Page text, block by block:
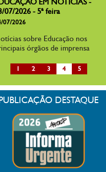
07/2026 - 5ª feira
07/2026
sobre Educação nos
órgãos de imprensa
1 2 3 4 5
PUBLICAÇÃO DESTAQUE